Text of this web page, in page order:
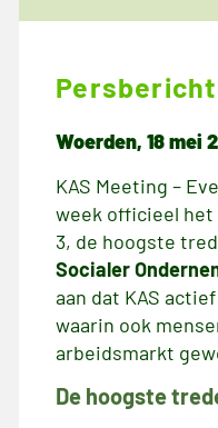
Persbericht
Woerden, 18 mei
KAS Meeting –
week officieel het
3, de hoogste
Socialer
aan dat KAS
waarin ook
arbeidsmarkt
De hoogste